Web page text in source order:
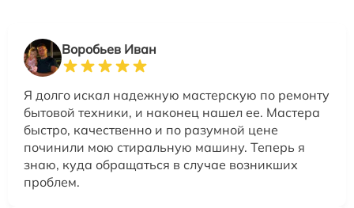
Воробьев Иван
Я долго искал надежную мастерскую по ремонту
бытовой техники, и наконец нашел ее. Мастера
быстро, качественно и по разумной цене
починили мою стиральную машину. Теперь я
знаю, куда обращаться в случае возникших
проблем.